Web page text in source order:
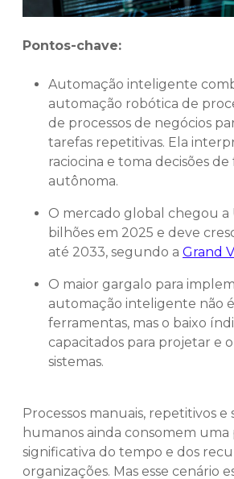
Pontos-chave:
Automação inteligente
automação robótica de
de processos de negócios
tarefas repetitivas. Ela
raciocina e toma decisões de
autônoma.
O mercado global chegou a
bilhões em 2025 e deve
até 2033, segundo a Grand
O maior gargalo para
automação inteligente não
ferramentas, mas o baixo
capacitados para projetar e
sistemas.
Processos manuais, repetitivos e
humanos ainda consomem uma
significativa do tempo e dos
organizações. Mas esse cenário